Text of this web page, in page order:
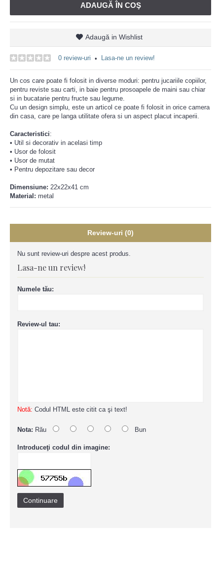
ADAUGĂ ÎN COŞ
Adaugă in Wishlist
0 review-uri • Lasa-ne un review!
Un cos care poate fi folosit in diverse moduri: pentru jucariile copiilor,
pentru reviste sau carti, in baie pentru prosoapele de maini sau chiar
si in bucatarie pentru fructe sau legume.
Cu un design simplu, este un articol ce poate fi folosit in orice camera
din casa, care pe langa utilitate ofera si un aspect placut incaperii.
Caracteristici:
• Util si decorativ in acelasi timp
• Usor de folosit
• Usor de mutat
• Pentru depozitare sau decor
Dimensiune: 22x22x41 cm
Material: metal
Review-uri (0)
Nu sunt review-uri despre acest produs.
Lasa-ne un review!
Numele tău:
Review-ul tau:
Notă: Codul HTML este citit ca şi text!
Nota: Rău Bun
Introduceţi codul din imagine:
Continuare